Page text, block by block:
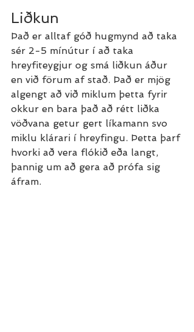
Liðkun
Það er alltaf góð hugmynd að taka
sér 2-5 mínútur í að taka
hreyfiteygjur og smá liðkun áður
en við förum af stað. Það er mjög
algengt að við miklum þetta fyrir
okkur en bara það að rétt liðka
vöðvana getur gert líkamann svo
miklu klárari í hreyfingu. Þetta þarf
hvorki að vera flókið eða langt,
þannig um að gera að prófa sig
áfram.